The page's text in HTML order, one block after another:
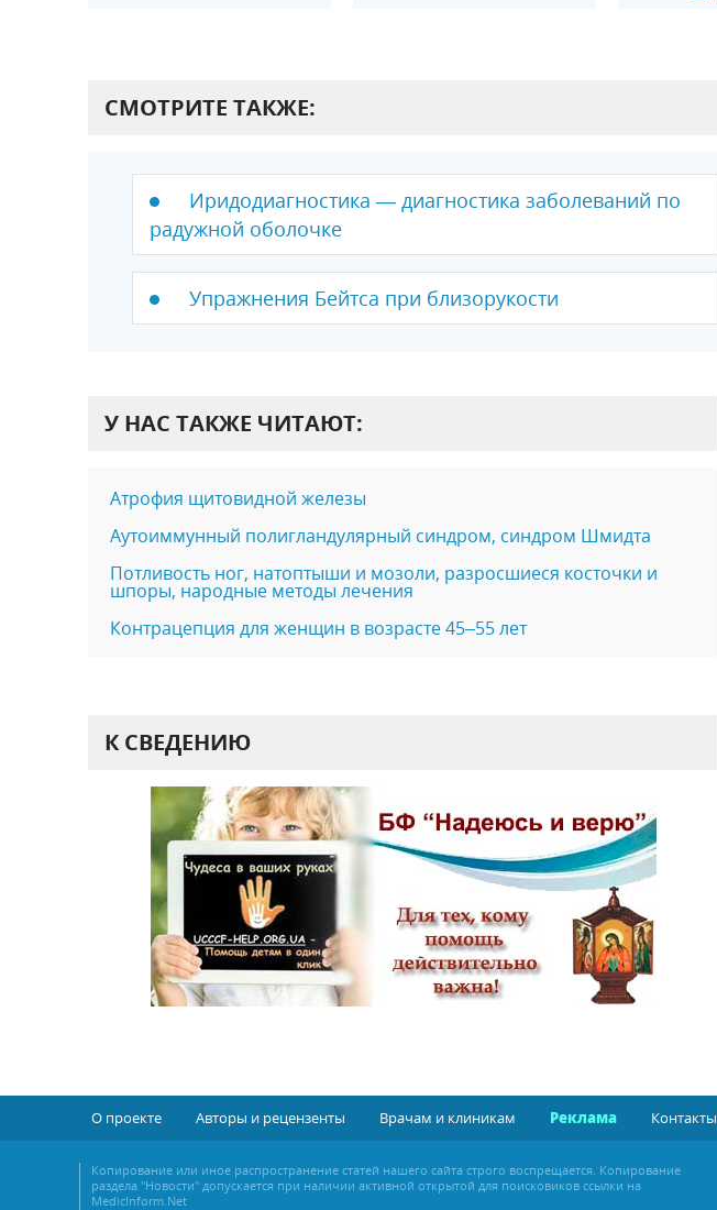
СМОТРИТЕ ТАКЖЕ:
Иридодиагностика — диагностика заболеваний по
радужной оболочке
Упражнения Бейтса при близорукости
У НАС ТАКЖЕ ЧИТАЮТ:
Атрофия щитовидной железы
Аутоиммунный полигландулярный синдром, синдром Шмидта
Потливость ног, натоптыши и мозоли, разросшиеся косточки и
шпоры, народные методы лечения
Контрацепция для женщин в возрасте 45–55 лет
К СВЕДЕНИЮ
О проекте Авторы и рецензенты Врачам и клиникам Реклама Контакты
Копирование или иное распространение статей нашего сайта строго воспрещается. Копирование
раздела "Новости" допускается при наличии активной открытой для поисковиков ссылки на
MedicInform.Net